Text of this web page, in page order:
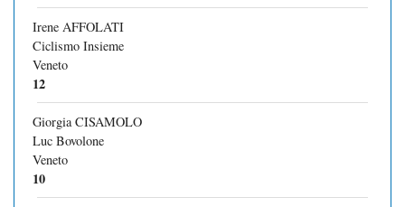
Irene AFFOLATI
Ciclismo Insieme
Veneto
12
Giorgia CISAMOLO
Luc Bovolone
Veneto
10